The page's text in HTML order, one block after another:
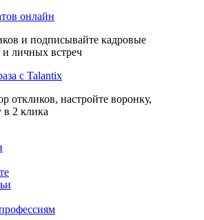
онлайн
и подписывайте кадровые
и личных встреч
с Talantix
откликов, настройте воронку,
в 2 клика